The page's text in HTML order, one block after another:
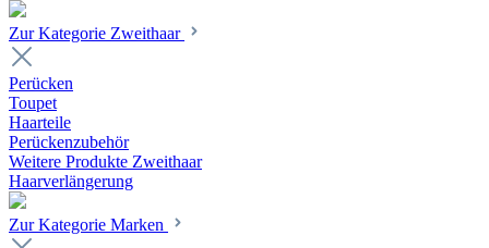
Zur Kategorie Zweithaar
Perücken
Toupet
Haarteile
Perückenzubehör
Weitere Produkte Zweithaar
Haarverlängerung
Zur Kategorie Marken